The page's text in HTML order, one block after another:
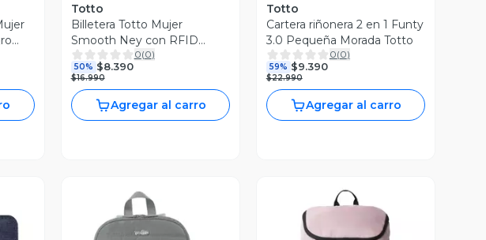
Totto
Billetera Totto Mujer
Smooth Ney con RFID
Blocker Rosada
0(0)
50% $8.390
$16.990
Agregar al carro
Totto
Cartera riñonera 2 en 1 Funty
3.0 Pequeña Morada Totto
0(0)
59% $9.390
$22.990
Agregar al carro